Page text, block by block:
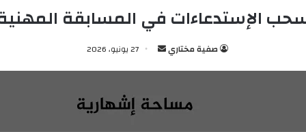
الإستدعاءات في المسابقة
صفية مختاري
ل
ب
27 يونيو، 2026